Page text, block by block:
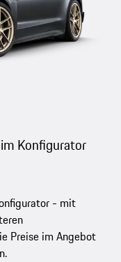
Konfigurator
- mit
Preise im Angebot